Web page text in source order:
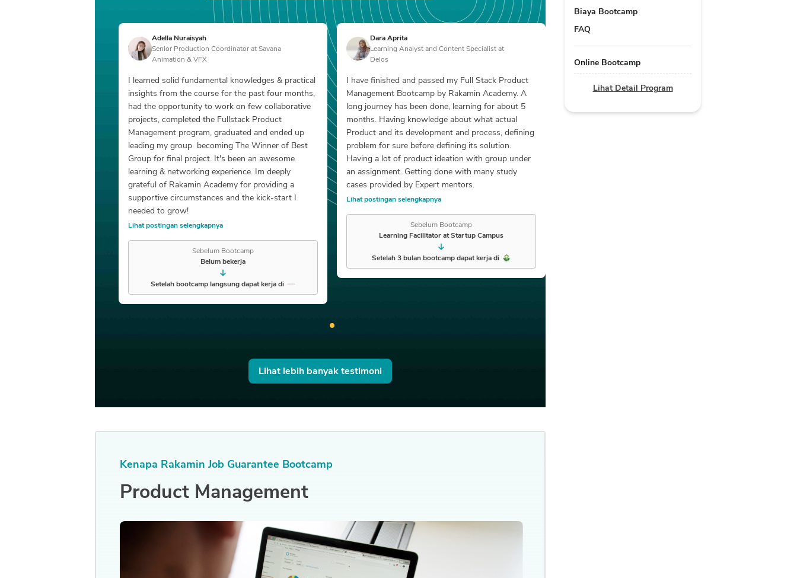
Adella Nuraisyah
Senior Production Coordinator at Savana
Animation & VFX
I learned solid fundamental knowledges & practical
insights from the course for the past four months,
had the opportunity to work on few collaborative
projects, completed the Fullstack Product
Management program, graduated and ended up
leading my group  becoming The Winner of Best
Group for final project. It's been an awesome
learning & networking experience. Im deeply
grateful of Rakamin Academy for providing a
supportive circumstances and the kick-start I
needed to grow!
Lihat postingan selengkapnya
Sebelum Bootcamp
Belum bekerja
Setelah bootcamp langsung dapat kerja di
Dara Aprita
Learning Analyst and Content Specialist at
Delos
I have finished and passed my Full Stack Product
Management Bootcamp by Rakamin Academy. A
long journey has been done, learning for about 5
months. Having knowledge about what actual
Product and its development and process, defining
problem for sure before defining its solution.
Having a lot of product ideation with group under
an assignment. Getting done with many study
cases provided by Expert mentors.
Lihat postingan selengkapnya
Sebelum Bootcamp
Learning Facilitator at Startup Campus
Setelah 3 bulan bootcamp dapat kerja di
Lihat lebih banyak testimoni
Kenapa Rakamin Job Guarantee Bootcamp
Product Management
Biaya Bootcamp
FAQ
Online Bootcamp
Lihat Detail Program